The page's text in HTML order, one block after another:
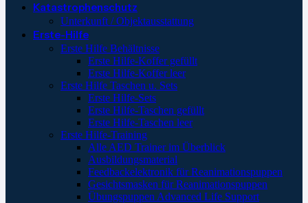
Katastrophenschutz
Unterkunft / Objektausstattung
Erste-Hilfe
Erste Hilfe Behältnisse
Erste Hilfe-Koffer gefüllt
Erste Hilfe-Koffer leer
Erste Hilfe Taschen u. Sets
Erste Hilfe-Sets
Erste Hilfe-Taschen gefüllt
Erste Hilfe-Taschen leer
Erste Hilfe-Training
Alle AED Trainer im Überblick
Ausbildungsmaterial
Feedbackelektronik für Reanimationspuppen
Gesichtsmasken für Reanimationspuppen
Übungspuppen Advanced Life Support